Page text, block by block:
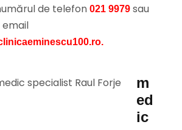
de telefon 021 9979 sau
email
m
ed
ic